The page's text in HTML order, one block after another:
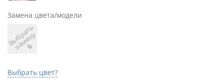
Замена цвета/модели
В
ы
б
р
а
т
ь
з
а
м
е
н
у
Выбрать цвет?